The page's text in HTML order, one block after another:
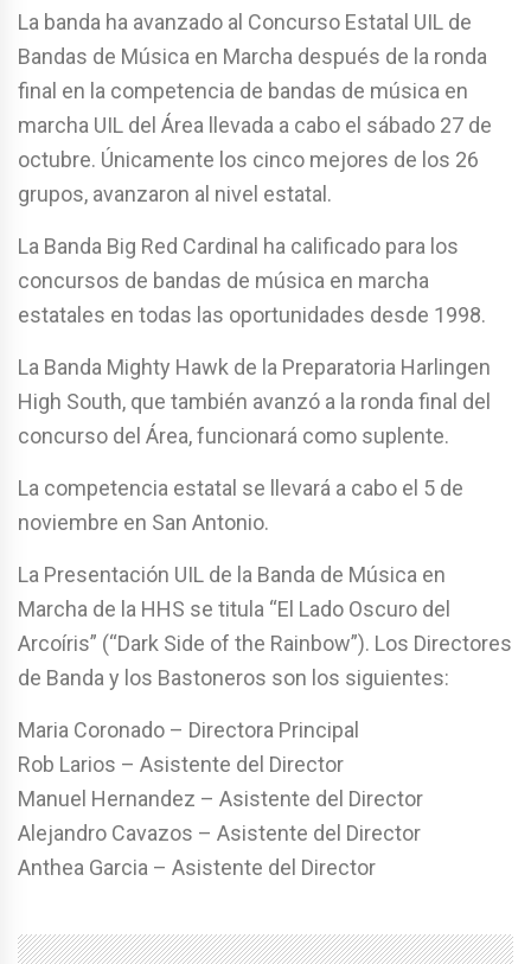
La banda ha avanzado al Concurso Estatal UIL de
Bandas de Música en Marcha después de la ronda
final en la competencia de bandas de música en
marcha UIL del Área llevada a cabo el sábado 27 de
octubre. Únicamente los cinco mejores de los 26
grupos, avanzaron al nivel estatal.
La Banda Big Red Cardinal ha calificado para los
concursos de bandas de música en marcha
estatales en todas las oportunidades desde 1998.
La Banda Mighty Hawk de la Preparatoria Harlingen
High South, que también avanzó a la ronda final del
concurso del Área, funcionará como suplente.
La competencia estatal se llevará a cabo el 5 de
noviembre en San Antonio.
La Presentación UIL de la Banda de Música en
Marcha de la HHS se titula “El Lado Oscuro del
Arcoíris” (“Dark Side of the Rainbow”). Los Directores
de Banda y los Bastoneros son los siguientes:
Maria Coronado – Directora Principal
Rob Larios – Asistente del Director
Manuel Hernandez – Asistente del Director
Alejandro Cavazos – Asistente del Director
Anthea Garcia – Asistente del Director